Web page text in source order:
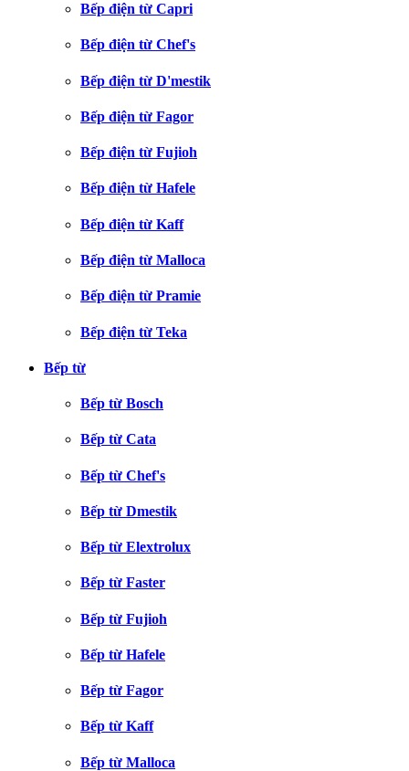
Bếp điện từ Capri
Bếp điện từ Chef's
Bếp điện từ D'mestik
Bếp điện từ Fagor
Bếp điện từ Fujioh
Bếp điện từ Hafele
Bếp điện từ Kaff
Bếp điện từ Malloca
Bếp điện từ Pramie
Bếp điện từ Teka
Bếp từ
Bếp từ Bosch
Bếp từ Cata
Bếp từ Chef's
Bếp từ Dmestik
Bếp từ Elextrolux
Bếp từ Faster
Bếp từ Fujioh
Bếp từ Hafele
Bếp từ Fagor
Bếp từ Kaff
Bếp từ Malloca